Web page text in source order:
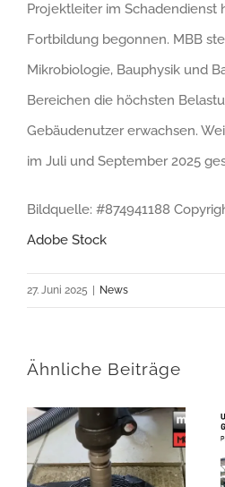
Projektleiter im Schadendienst
Fortbildung begonnen. MBB
Mikrobiologie, Bauphysik und
Bereichen die höchsten
Gebäudenutzer erwachsen.
im Juli und September 2025
Bildquelle: #874941188
Adobe Stock
27. Juni 2025 News
Ähnliche Beiträge